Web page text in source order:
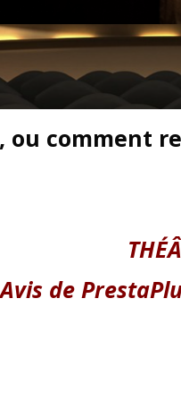
ou comment
Avis de